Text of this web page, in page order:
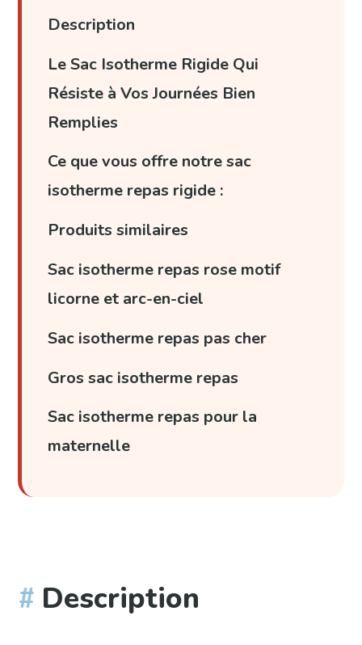
Description
Le Sac Isotherme Rigide Qui
Résiste à Vos Journées Bien
Remplies
Ce que vous offre notre sac
isotherme repas rigide :
Produits similaires
Sac isotherme repas rose motif
licorne et arc-en-ciel
Sac isotherme repas pas cher
Gros sac isotherme repas
Sac isotherme repas pour la
maternelle
Description